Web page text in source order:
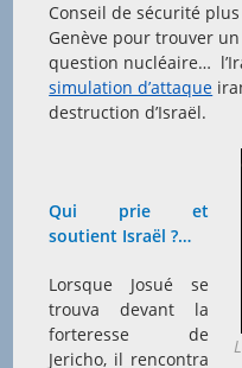
Conseil de sécurité
Genève pour trouver
question nucléaire…
simulation d’attaque
destruction d’Israël.
Qui prie et
soutient Israël ?…
Lorsque Josué se
trouva devant la
forteresse de
Jericho, il rencontra